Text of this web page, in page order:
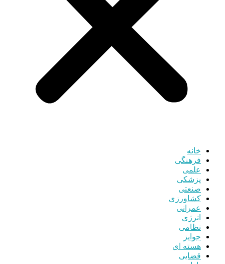
خانه
فرهنگی
علمی
پزشکی
صنعتی
کشاورزی
عمرانی
انرژی
نظامی
جوایز
هسته ای
قضایی